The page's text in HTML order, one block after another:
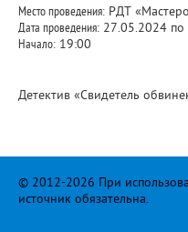
Место проведения: РДТ
Дата проведения: 27.05.2024
Начало: 19:00
Детектив «Свидетель
© 2012-2026 При
источник обязательна.